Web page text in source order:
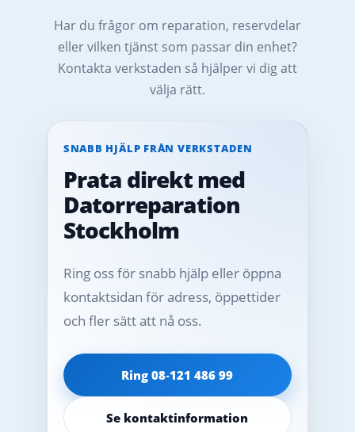
Har du frågor om reparation, reservdelar
eller vilken tjänst som passar din enhet?
Kontakta verkstaden så hjälper vi dig att
välja rätt.
SNABB HJÄLP FRÅN VERKSTADEN
Prata direkt med
Datorreparation
Stockholm
Ring oss för snabb hjälp eller öppna
kontaktsidan för adress, öppettider
och fler sätt att nå oss.
Ring 08‑121 486 99
Se kontaktinformation